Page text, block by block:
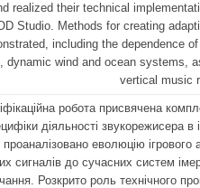
realized their technical
Studio. Methods for creating
including the dependence
dynamic wind and ocean systems,
vertical music
робота присвячена
діяльності звукорежисера в
проаналізовано еволюцію ігрового
сигналів до сучасних систем
Розкрито роль технічного